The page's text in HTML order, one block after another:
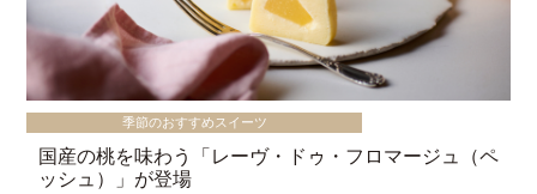
季節のおすすめスイーツ
国産の桃を味わう「レーヴ・ドゥ・フロマージュ（ペ
ッシュ）」が登場